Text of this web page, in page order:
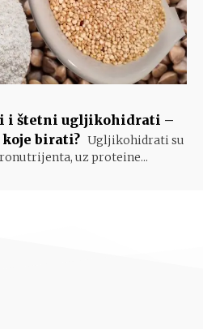
i štetni ugljikohidrati –
birati? Ugljikohidrati su
uz proteine...